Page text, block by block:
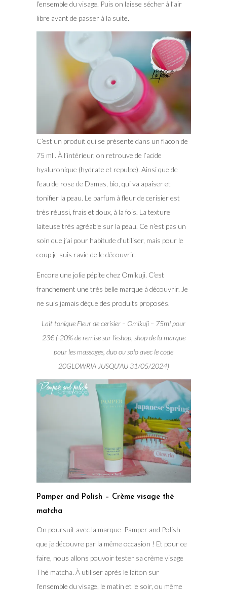
l’ensemble du visage. Puis on laisse sécher à l’air
libre avant de passer à la suite.
C’est un produit qui se présente dans un flacon de
75 ml . À l’intérieur, on retrouve de l’acide
hyaluronique (hydrate et repulpe). Ainsi que de
l’eau de rose de Damas, bio, qui va apaiser et
tonifier la peau. Le parfum à fleur de cerisier est
très réussi, frais et doux, à la fois. La texture
laiteuse très agréable sur la peau. Ce n’est pas un
soin que j’ai pour habitude d’utiliser, mais pour le
coup je suis ravie de le découvrir.
Encore une jolie pépite chez Omikuji. C’est
franchement une très belle marque à découvrir. Je
ne suis jamais déçue des produits proposés.
Lait tonique Fleur de cerisier – Omikuji – 75ml pour
23€ (-20% de remise sur l’eshop, shop de la marque
pour les massages, duo ou solo avec le code
20GLOWRIA JUSQU’AU 31/05/2024)
Pamper and Polish – Crème visage thé
matcha
On poursuit avec la marque Pamper and Polish
que je découvre par la même occasion ! Et pour ce
faire, nous allons pouvoir tester sa crème visage
Thé matcha. À utiliser après le laiton sur
l’ensemble du visage, le matin et le soir, ou même